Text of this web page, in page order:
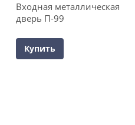
Входная металлическая
дверь П-99
Купить